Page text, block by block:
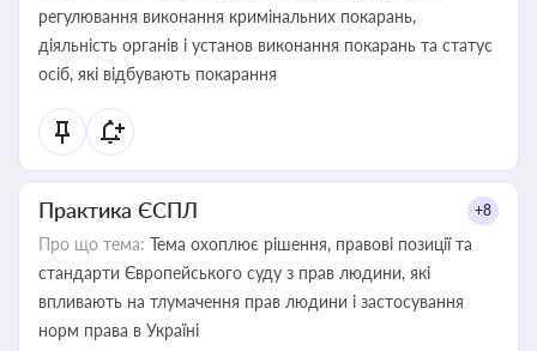
регулювання виконання кримінальних покарань,
діяльність органів і установ виконання покарань та статус
осіб, які відбувають покарання
Практика ЄСПЛ +8
Про що тема: Тема охоплює рішення, правові позиції та
стандарти Європейського суду з прав людини, які
впливають на тлумачення прав людини і застосування
норм права в Україні